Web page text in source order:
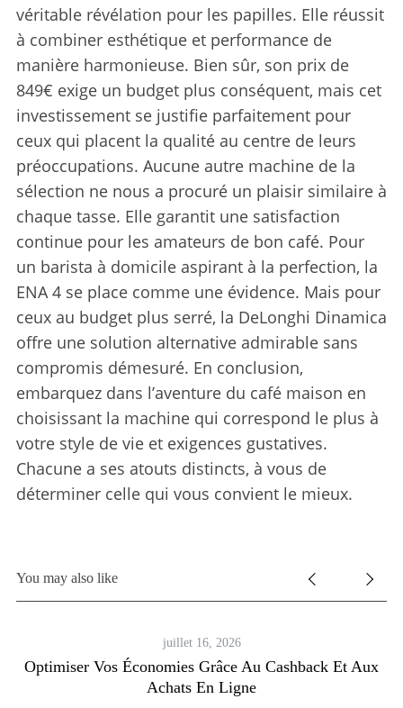
véritable révélation pour les papilles. Elle réussit
à combiner esthétique et performance de
manière harmonieuse. Bien sûr, son prix de
849€ exige un budget plus conséquent, mais cet
investissement se justifie parfaitement pour
ceux qui placent la qualité au centre de leurs
préoccupations. Aucune autre machine de la
sélection ne nous a procuré un plaisir similaire à
chaque tasse. Elle garantit une satisfaction
continue pour les amateurs de bon café. Pour
un barista à domicile aspirant à la perfection, la
ENA 4 se place comme une évidence. Mais pour
ceux au budget plus serré, la DeLonghi Dinamica
offre une solution alternative admirable sans
compromis démesuré. En conclusion,
embarquez dans l’aventure du café maison en
choisissant la machine qui correspond le plus à
votre style de vie et exigences gustatives.
Chacune a ses atouts distincts, à vous de
déterminer celle qui vous convient le mieux.
You may also like
juillet 16, 2026
Optimiser Vos Économies Grâce Au Cashback Et Aux
Achats En Ligne